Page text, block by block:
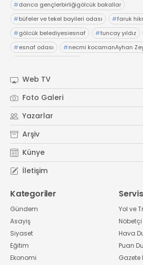
#darıca gençlerbirliğigölcük bakallar
#büfeler ve tekel bayileri odası #faruk
#gölcük belediyesiesnaf #tuncay yıldız
#esnaf odası #necmi kocamanAyhan
Web TV
Foto Galeri
Yazarlar
Arşiv
Künye
İletişim
Kategoriler
Gündem
Asayiş
Siyaset
Eğitim
Ekonomi
Yol ve
Hava
Puan
Gazete